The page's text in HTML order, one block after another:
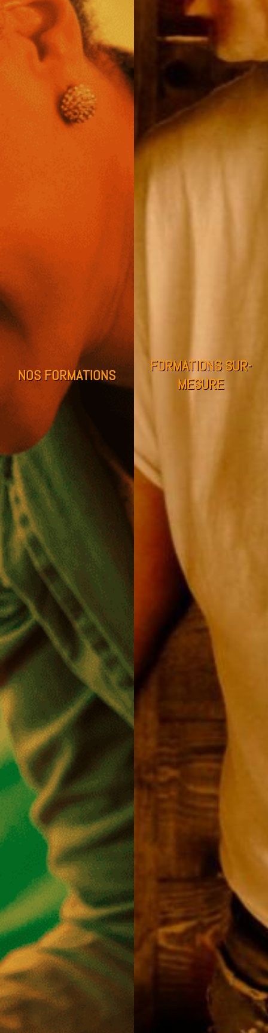
NOS FORMATIONS
FORMATIONS SUR-
MESURE